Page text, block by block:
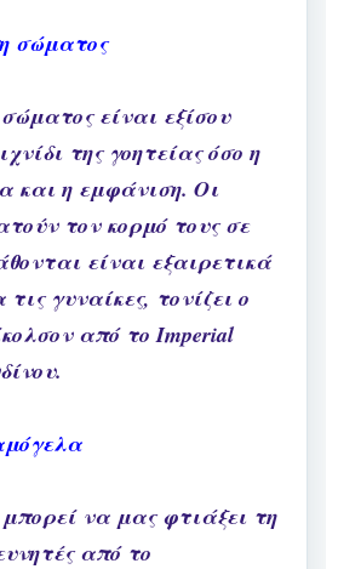
σώματος
είναι εξίσου
της γοητείας όσο η
και η εμφάνιση. Οι
τον κορμό τους σε
είναι εξαιρετικά
γυναίκες, τονίζει ο
από το Imperial
να μας φτιάξει τη
από το